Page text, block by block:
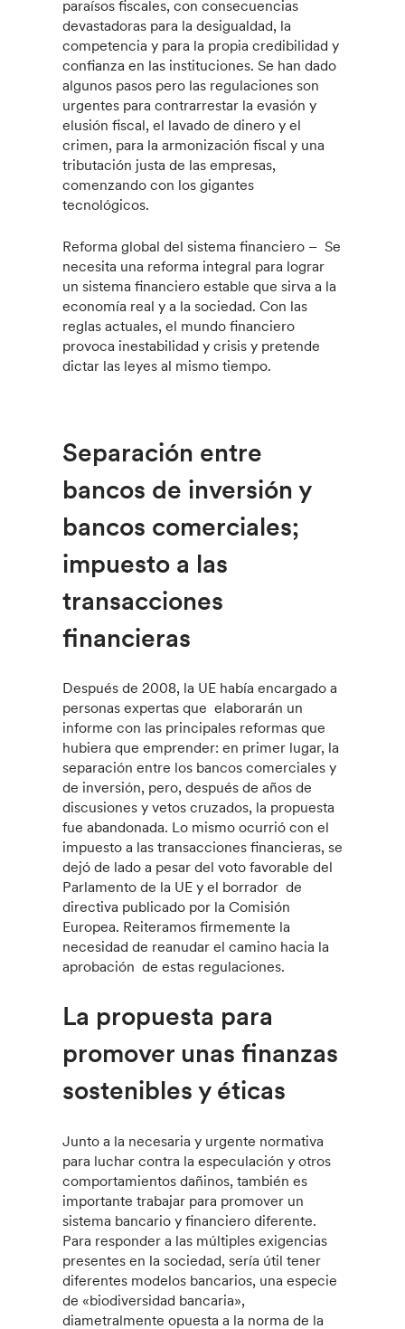
paraísos fiscales, con consecuencias
devastadoras para la desigualdad, la
competencia y para la propia credibilidad y
confianza en las instituciones. Se han dado
algunos pasos pero las regulaciones son
urgentes para contrarrestar la evasión y
elusión fiscal, el lavado de dinero y el
crimen, para la armonización fiscal y una
tributación justa de las empresas,
comenzando con los gigantes
tecnológicos.
Reforma global del sistema financiero – Se
necesita una reforma integral para lograr
un sistema financiero estable que sirva a la
economía real y a la sociedad. Con las
reglas actuales, el mundo financiero
provoca inestabilidad y crisis y pretende
dictar las leyes al mismo tiempo.
Separación entre
bancos de inversión y
bancos comerciales;
impuesto a las
transacciones
financieras
Después de 2008, la UE había encargado a
personas expertas que elaborarán un
informe con las principales reformas que
hubiera que emprender: en primer lugar, la
separación entre los bancos comerciales y
de inversión, pero, después de años de
discusiones y vetos cruzados, la propuesta
fue abandonada. Lo mismo ocurrió con el
impuesto a las transacciones financieras, se
dejó de lado a pesar del voto favorable del
Parlamento de la UE y el borrador de
directiva publicado por la Comisión
Europea. Reiteramos firmemente la
necesidad de reanudar el camino hacia la
aprobación de estas regulaciones.
La propuesta para
promover unas finanzas
sostenibles y éticas
Junto a la necesaria y urgente normativa
para luchar contra la especulación y otros
comportamientos dañinos, también es
importante trabajar para promover un
sistema bancario y financiero diferente.
Para responder a las múltiples exigencias
presentes en la sociedad, sería útil tener
diferentes modelos bancarios, una especie
de «biodiversidad bancaria»,
diametralmente opuesta a la norma de la